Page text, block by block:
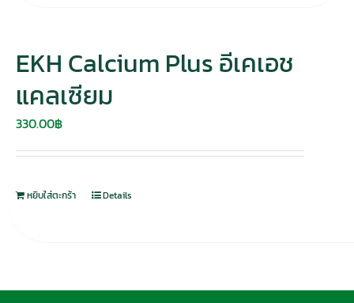
EKH Calcium Plus อีเคเอช
แคลเซียม
330.00฿
หยิบใส่ตะกร้า Details